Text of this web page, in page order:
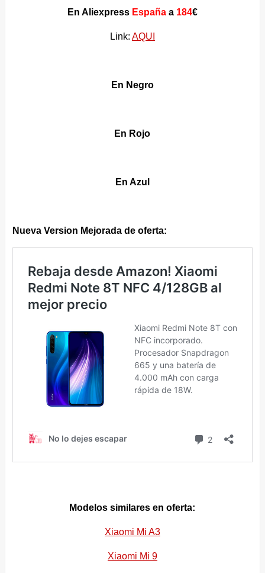
En Aliexpress Españaa 184€
Link: AQUI
En Negro
En Rojo
En Azul
Nueva Version Mejorada de oferta:
Modelos similares en oferta:
Xiaomi Mi A3
Xiaomi Mi 9